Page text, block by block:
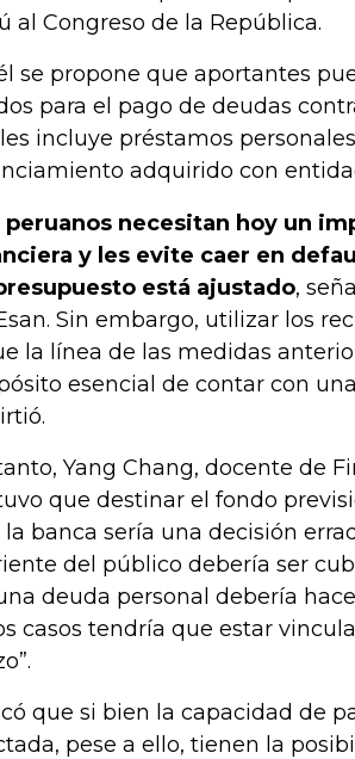
al Congreso de la República.
se propone que aportantes
para el pago de deudas
incluye préstamos
adquirido con
peruanos necesitan hoy un
y les evite caer en
está ajustado,
Sin embargo, utilizar los
la línea de las medidas
esencial de contar con
Yang Chang, docente de
que destinar el fondo
la banca sería una decisión
del público debería ser
deuda personal debería
casos tendría que estar
que si bien la capacidad de
pese a ello, tienen la